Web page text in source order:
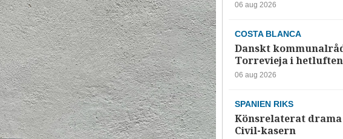
06 aug 2026
COSTA BLANCA
Danskt
Torrevieja i hetluften
06 aug 2026
SPANIEN RIKS
Könsrelaterat
Civil-kasern